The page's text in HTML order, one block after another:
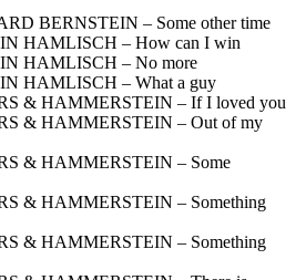
BERNSTEIN – Some other time
HAMLISCH – How can I win
HAMLISCH – No more
HAMLISCH – What a guy
& HAMMERSTEIN – If I loved you
& HAMMERSTEIN – Out of my
& HAMMERSTEIN – Some
& HAMMERSTEIN – Something
& HAMMERSTEIN – Something